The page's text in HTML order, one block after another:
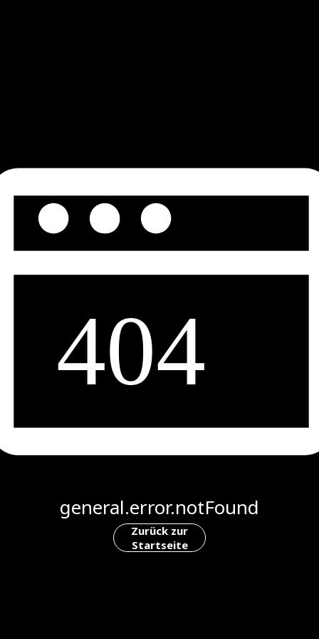
general.error.notFound
Zurück zur
Startseite